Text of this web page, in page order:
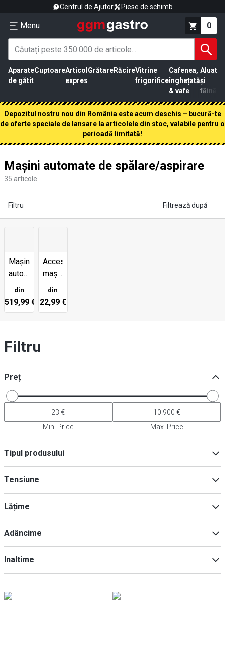
Centrul de Ajutor Piese de schimb
Menu 0
Aparate
de gătit
CuptoareArticol
expres
GrătareRăcireVitrine
frigorifice
Cafenea,
înghețată
& vafe
Aluat
și
făină
Depozitul nostru nou din România este acum deschis – bucură-te
de oferte speciale de lansare la articolele din stoc, valabile pentru o
perioadă limitată!
Mașini automate de spălare/aspirare
35 articole
Filtru Filtrează după
Mașini
automate
de
spălare/aspirare
din
519,99 €
Accesorii
mașini
de
frecat/
aspirat
din
22,99 €
Filtru
Preț
Min. Price Max. Price
Tipul produsului
Aspiratoare
Tensiune
Lățime
Adâncime
Inaltime